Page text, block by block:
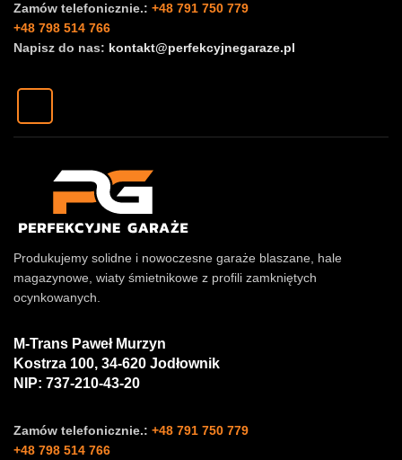
Zamów telefonicznie.: +48 791 750 779
+48 798 514 766
Napisz do nas: kontakt@perfekcyjnegaraze.pl
Produkujemy solidne i nowoczesne garaże blaszane, hale
magazynowe, wiaty śmietnikowe z profili zamkniętych
ocynkowanych.
M-Trans Paweł Murzyn
Kostrza 100, 34-620 Jodłownik
NIP: 737-210-43-20
Zamów telefonicznie.: +48 791 750 779
+48 798 514 766